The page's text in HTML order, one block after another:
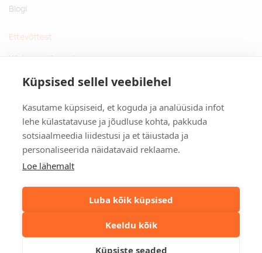
Küpsised sellel veebilehel
Kasutame küpsiseid, et koguda ja analüüsida infot
lehe külastatavuse ja jõudluse kohta, pakkuda
sotsiaalmeedia liidestusi ja et täiustada ja
personaliseerida näidatavaid reklaame.
Loe lähemalt
Luba kõik küpsised
Keeldu kõik
Küpsiste seaded
Blogi
Ettevõttest
Küsimused ja vastused
Privaatsuspoliitika
Kontakt
Tulika põik 3, Tallinn
info@kinkston.ee
+372 6989 100
Sotsiaalmeedia
©2026. Kinkston. Kõik õigused kaitstud.